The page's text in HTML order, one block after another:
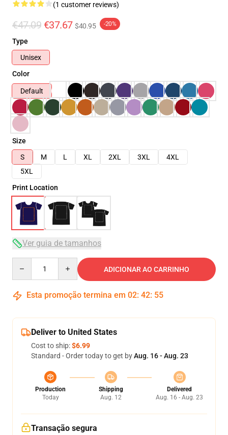
(1 customer reviews)
€47.09 €37.67 $40.95 -20%
Type
Unisex
Color
Default
Size
S
M L XL 2XL 3XL
4XL
5XL
Print Location
Ver guia de tamanhos
ADICIONAR AO CARRINHO
Esta promoção termina em 02: 42: 54
Deliver to United States
Cost to ship:$6.99
Standard - Order today to get byAug. 16 - Aug. 23
Production
Today
Shipping
Aug. 12
Delivered
Aug. 16 - Aug. 23
Transação segura